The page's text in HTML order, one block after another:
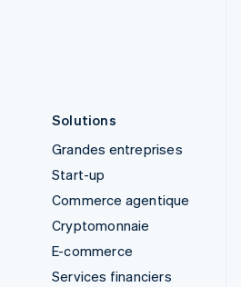
Solutions
Grandes entreprises
Start-up
Commerce agentique
Cryptomonnaie
E-commerce
Services financiers